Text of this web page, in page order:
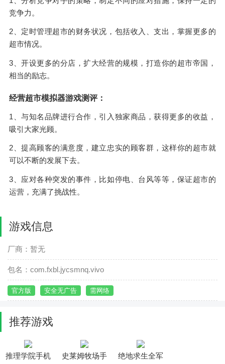
竞争力。
2、定时管理超市的财务状况，包括收入、支出，掌握更多的
超市情况。
3、开设更多的分店，扩大经营的规模，打造你的超市帝国，
相当的励志。
经营超市模拟器游戏测评：
1、与知名品牌进行合作，引入独家商品，获得更多的收益，
吸引大家光顾。
2、提高顾客的满意度，建立忠实的顾客群，这样你的超市就
可以不断的发展下去。
3、应对各种突发的事件，比如停电、台风等等，保证超市的
运营，充满了挑战性。
游戏信息
厂商：暂无
包名：com.fxbl.jycsmnq.vivo
官方版 安全无广告 需网络
推荐游戏
推理学院手机
史莱姆牧场手
绝地求生全军